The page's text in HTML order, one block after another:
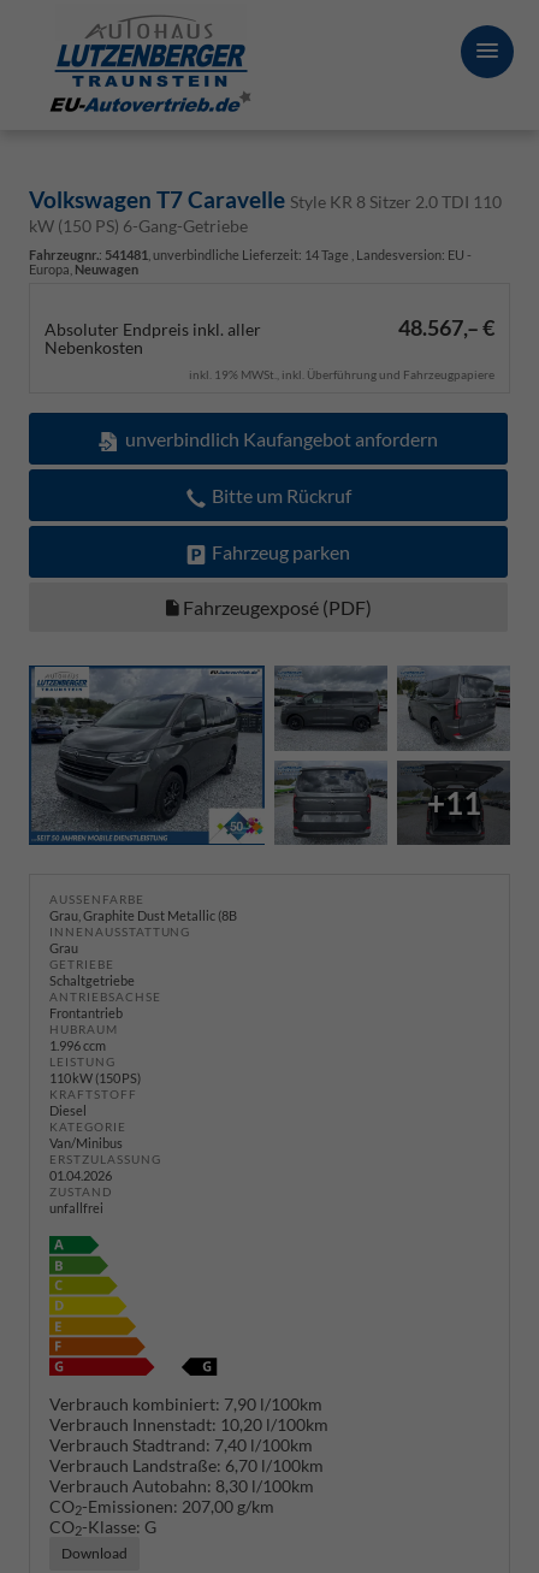
Volkswagen T7 Caravelle Style KR 8 Sitzer 2.0 TDI 110
kW (150 PS) 6-Gang-Getriebe
Fahrzeugnr.: 541481 , unverbindliche Lieferzeit: 14 Tage , Landesversion: EU -
Europa, Neuwagen
Absoluter Endpreis inkl. aller
Nebenkosten
48.567,– €
inkl. 19% MWSt., inkl. Überführung und Fahrzeugpapiere
unverbindlich Kaufangebot anfordern
Bitte um Rückruf
Fahrzeug parken
Fahrzeugexposé (PDF)
+11
AUSSENFARBE
Grau, Graphite Dust Metallic (8B
INNENAUSSTATTUNG
Grau
GETRIEBE
Schaltgetriebe
ANTRIEBSACHSE
Frontantrieb
HUBRAUM
1.996 ccm
LEISTUNG
110 kW (150 PS)
KRAFTSTOFF
Diesel
KATEGORIE
Van/Minibus
ERSTZULASSUNG
01.04.2026
ZUSTAND
unfallfrei
Verbrauch kombiniert: 7,90 l/100km
Verbrauch Innenstadt: 10,20 l/100km
Verbrauch Stadtrand: 7,40 l/100km
Verbrauch Landstraße: 6,70 l/100km
Verbrauch Autobahn: 8,30 l/100km
CO2-Emissionen: 207,00 g/km
CO2-Klasse: G
Download